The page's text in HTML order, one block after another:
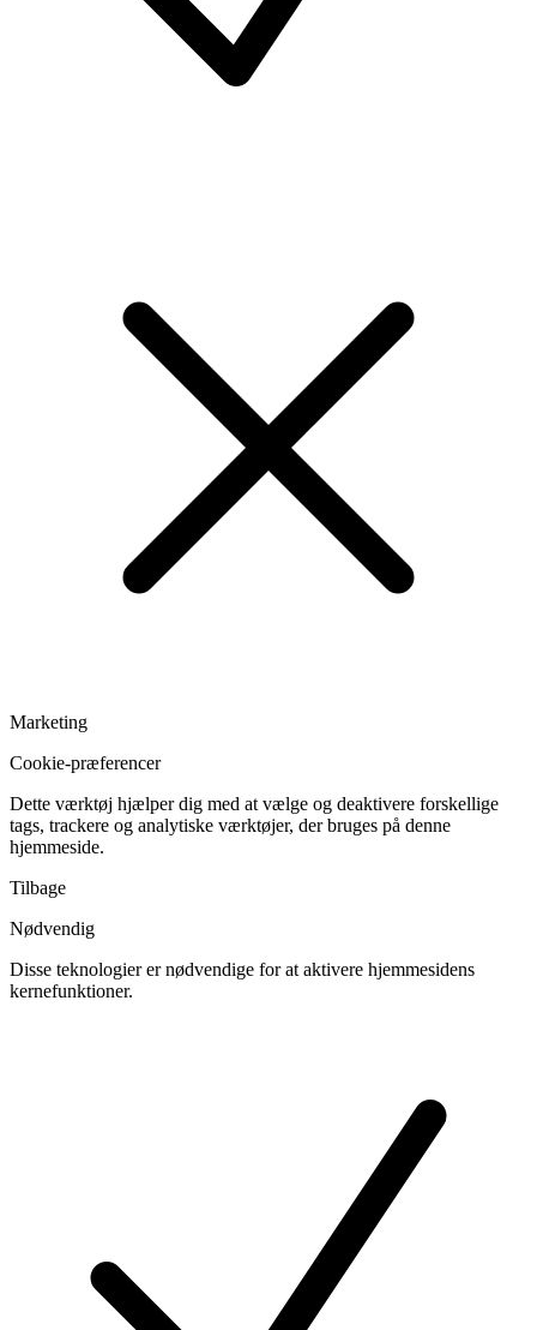
Marketing
Cookie-præferencer
Dette værktøj hjælper dig med at vælge og deaktivere forskellige
tags, trackere og analytiske værktøjer, der bruges på denne
hjemmeside.
Tilbage
Nødvendig
Disse teknologier er nødvendige for at aktivere hjemmesidens
kernefunktioner.